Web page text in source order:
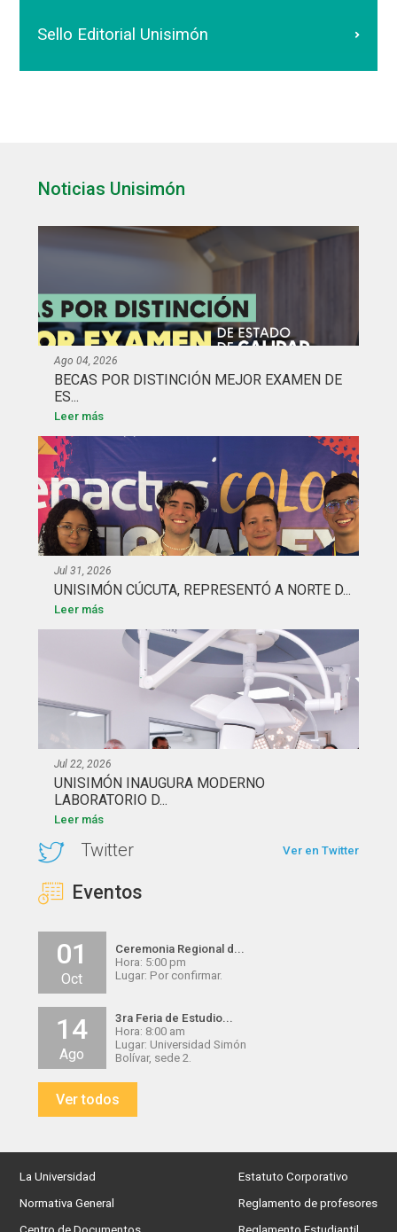
Sello Editorial Unisimón
Noticias Unisimón
Ago 04, 2026
BECAS POR DISTINCIÓN MEJOR EXAMEN DE
ES...
Leer más
Jul 31, 2026
UNISIMÓN CÚCUTA, REPRESENTÓ A NORTE D...
Leer más
Jul 22, 2026
UNISIMÓN INAUGURA MODERNO
LABORATORIO D...
Leer más
Twitter Ver en Twitter
Eventos
01
Oct
Ceremonia Regional d...
Hora: 5:00 pm
Lugar: Por confirmar.
14
Ago
3ra Feria de Estudio...
Hora: 8:00 am
Lugar: Universidad Simón
Bolívar, sede 2.
Ver todos
La Universidad
Normativa General
Estatuto Corporativo
Reglamento de profesores